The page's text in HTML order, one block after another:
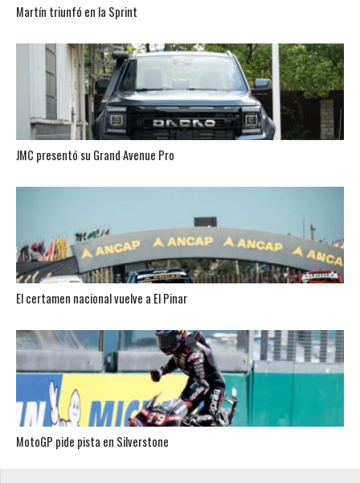
Martín triunfó en la Sprint
JMC presentó su Grand Avenue Pro
El certamen nacional vuelve a El Pinar
MotoGP pide pista en Silverstone